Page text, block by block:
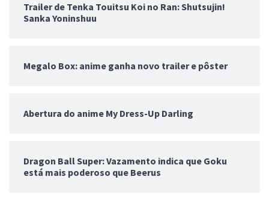
Trailer de Tenka Touitsu Koi no Ran: Shutsujin!
Sanka Yoninshuu
Megalo Box: anime ganha novo trailer e pôster
Abertura do anime My Dress-Up Darling
Dragon Ball Super: Vazamento indica que Goku
está mais poderoso que Beerus